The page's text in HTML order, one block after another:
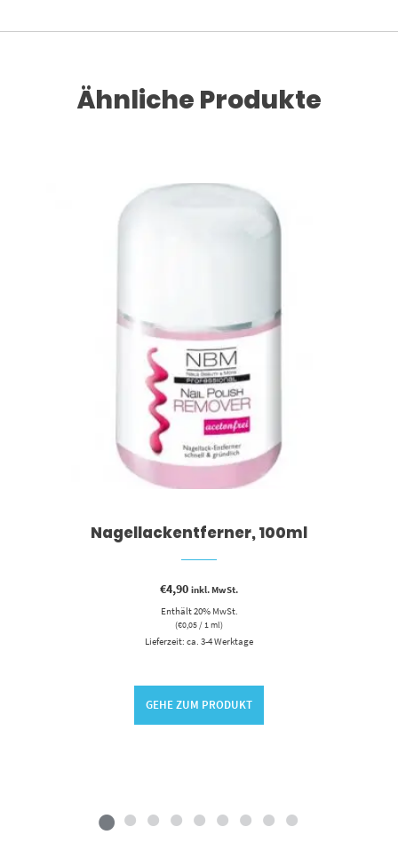
Ähnliche Produkte
Nagellackentferner, 100ml
€4,90 inkl. MwSt.
Enthält 20% MwSt.
(€0,05/ 1 ml)
Lieferzeit: ca. 3-4 Werktage
GEHE ZUM PRODUKT